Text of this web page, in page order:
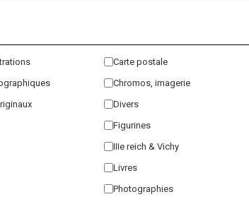
Carte postale
Chromos, imagerie
Divers
Figurines
IIIe reich & Vichy
Livres
Photographies